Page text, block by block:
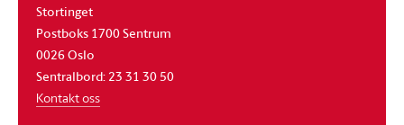
Stortinget
Postboks 1700 Sentrum
0026 Oslo
Sentralbord: 23 31 30 50
Kontakt oss